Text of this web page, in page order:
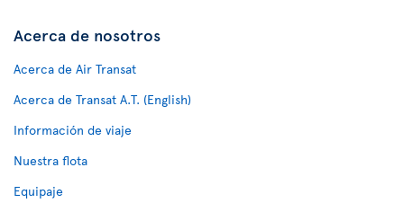
Acerca de nosotros
Acerca de Air Transat
Acerca de Transat A.T. (English)
Información de viaje
Nuestra flota
Equipaje